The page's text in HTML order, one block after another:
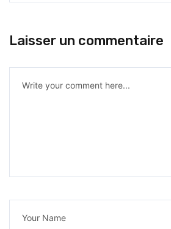
Laisser un commentaire